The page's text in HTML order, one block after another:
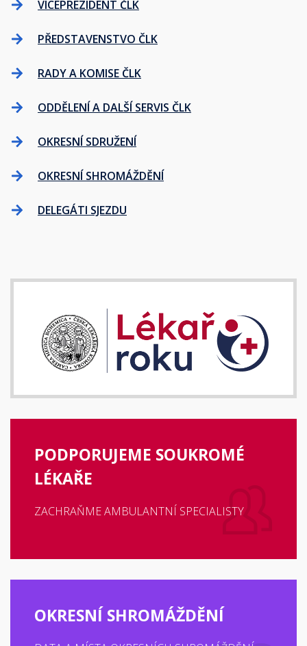
VICEPREZIDENT ČLK
PŘEDSTAVENSTVO ČLK
RADY A KOMISE ČLK
ODDĚLENÍ A DALŠÍ SERVIS ČLK
OKRESNÍ SDRUŽENÍ
OKRESNÍ SHROMÁŽDĚNÍ
DELEGÁTI SJEZDU
PODPORUJEME SOUKROMÉ
LÉKAŘE
ZACHRAŇME AMBULANTNÍ SPECIALISTY
OKRESNÍ SHROMÁŽDĚNÍ